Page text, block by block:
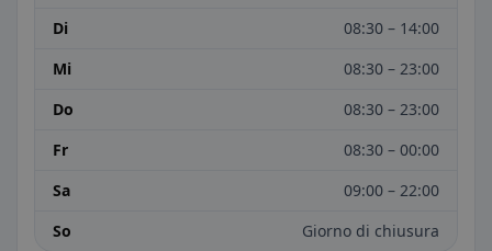
Di
08:30 – 14:00
Mi
08:30 – 23:00
Do
08:30 – 23:00
Fr
08:30 – 00:00
Sa
09:00 – 22:00
So
Giorno di chiusura